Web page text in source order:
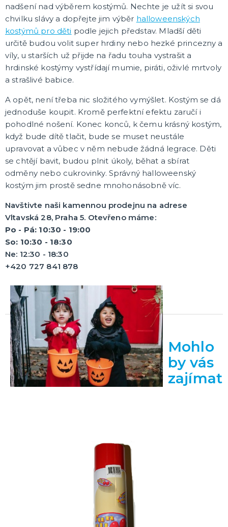
nadšení nad výběrem kostýmů. Nechte je užít si svou
chvilku slávy a dopřejte jim výběr halloweenských
kostýmů pro děti podle jejich představ. Mladší děti
určitě budou volit super hrdiny nebo hezké princezny a
víly, u starších už přijde na řadu touha vystrašit a
hrdinské kostýmy vystřídají mumie, piráti, oživlé mrtvoly
a strašlivé babice.
A opět, není třeba nic složitého vymýšlet. Kostým se dá
jednoduše koupit. Kromě perfektní efektu zaručí i
pohodlné nošení. Konec konců, k čemu krásný kostým,
když bude dítě tlačit, bude se muset neustále
upravovat a vůbec v něm nebude žádná legrace. Děti
se chtějí bavit, budou plnit úkoly, běhat a sbírat
odměny nebo cukrovinky. Správný halloweenský
kostým jim prostě sedne mnohonásobně víc.
Navštivte naši kamennou prodejnu na adrese
Vltavská 28, Praha 5. Otevřeno máme:
Po - Pá: 10:30 - 19:00
So: 10:30 - 18:30
Ne: 12:30 - 18:30
+420 727 841 878
Mohlo
by vás
zajímat